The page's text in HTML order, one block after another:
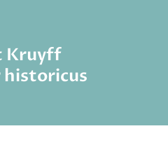
Kruyff
historicus